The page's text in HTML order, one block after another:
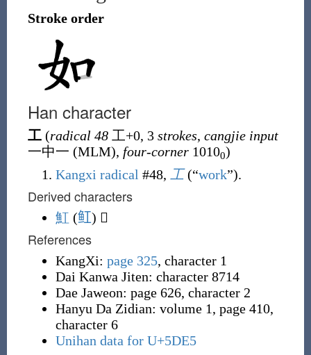
Stroke order
Han character
工(radical 48工+0, 3 strokes, cangjie input
一中一 (MLM), four-corner10100)
Kangxi radical #48, ⼯ (“work”).
Derived characters
魟 (𫚉) 𢖷
References
KangXi: page 325, character 1
Dai Kanwa Jiten: character 8714
Dae Jaweon: page 626, character 2
Hanyu Da Zidian: volume 1, page 410,
character 6
Unihan data for U+5DE5